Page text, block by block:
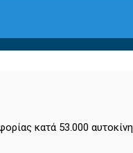
κατά 53.000